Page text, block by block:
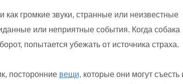
громкие звуки, странные или неизвестные
или неприятные события. Когда собака
попытается убежать от источника страха.
посторонние вещи, которые они могут съесть